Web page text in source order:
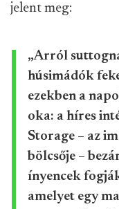
jelent meg:
„Arról
húsimádók
ezekben a
oka: a híres
Storage – az
bölcsője –
ínyencek
amelyet egy